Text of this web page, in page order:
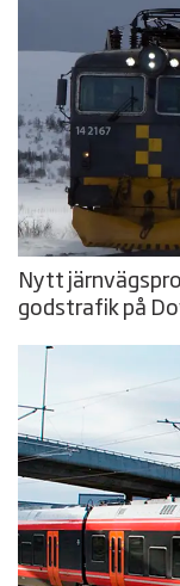
Nytt
godstrafik på